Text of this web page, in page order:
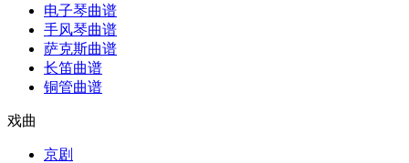
电子琴曲谱
手风琴曲谱
萨克斯曲谱
长笛曲谱
铜管曲谱
戏曲
京剧